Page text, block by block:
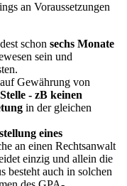
an Voraussetzungen
schon sechs Monate
sein und
Gewährung von
- zB keinen
in der gleichen
eines
an einen Rechtsanwalt
einzig und allein die
besteht auch in solchen